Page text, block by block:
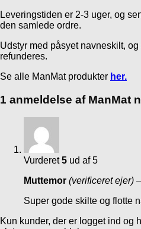
Leveringstiden er 2-3 uger, og
den samlede ordre.
Udstyr med påsyet navneskilt,
refunderes.
Se alle ManMat produkter her.
1 anmeldelse af ManMat
Vurderet5 ud af 5
Muttemor (verificeret ejer) –
Super gode skilte og flotte
Kun kunder, der er logget ind og